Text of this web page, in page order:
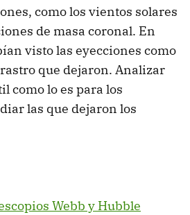
como los vientos solares
de masa coronal. En
visto las eyecciones como
que dejaron. Analizar
como lo es para los
las que dejaron los
Webb y Hubble